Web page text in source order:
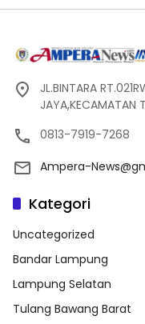
JL.BINTARA
JAYA,KECAMATAN
0813-7919-7268
Ampera-
Kategori
Uncategorized
Bandar Lampung
Lampung Selatan
Tulang Bawang Barat